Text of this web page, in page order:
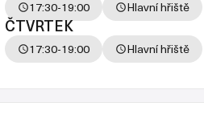
17:30-19:00 Hlavní hřiště
ČTVRTEK
17:30-19:00 Hlavní hřiště